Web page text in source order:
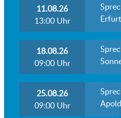
11.08.26
13:00 Uhr
Erfurt
18.08.26
09:00 Uhr
25.08.26
09:00 Uhr
Apolda